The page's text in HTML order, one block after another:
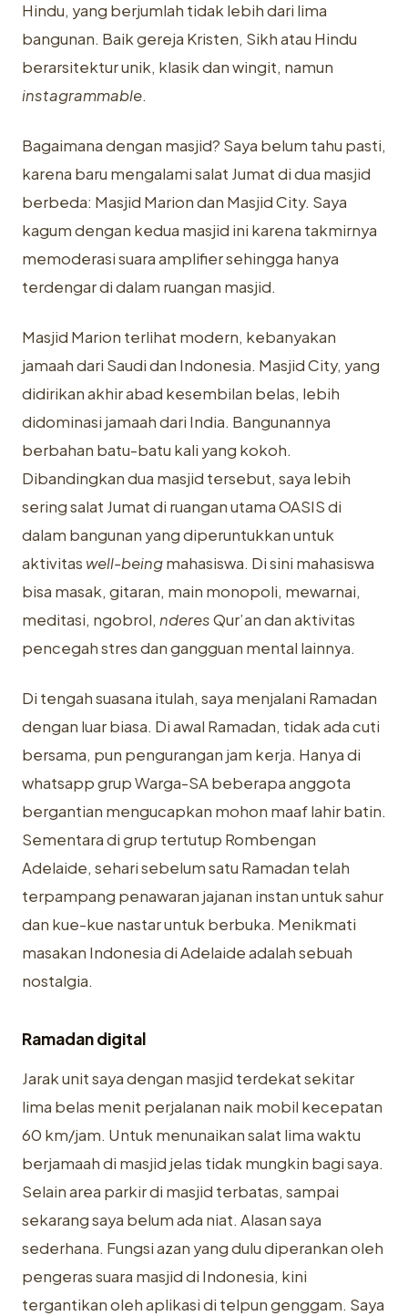
Hindu, yang berjumlah tidak lebih dari lima
bangunan. Baik gereja Kristen, Sikh atau Hindu
berarsitektur unik, klasik dan wingit, namun
instagrammable.
Bagaimana dengan masjid? Saya belum tahu pasti,
karena baru mengalami salat Jumat di dua masjid
berbeda: Masjid Marion dan Masjid City. Saya
kagum dengan kedua masjid ini karena takmirnya
memoderasi suara amplifier sehingga hanya
terdengar di dalam ruangan masjid.
Masjid Marion terlihat modern, kebanyakan
jamaah dari Saudi dan Indonesia. Masjid City, yang
didirikan akhir abad kesembilan belas, lebih
didominasi jamaah dari India. Bangunannya
berbahan batu-batu kali yang kokoh.
Dibandingkan dua masjid tersebut, saya lebih
sering salat Jumat di ruangan utama OASIS di
dalam bangunan yang diperuntukkan untuk
aktivitas well-beingmahasiswa. Di sini mahasiswa
bisa masak, gitaran, main monopoli, mewarnai,
meditasi, ngobrol, nderesQur’an dan aktivitas
pencegah stres dan gangguan mental lainnya.
Di tengah suasana itulah, saya menjalani Ramadan
dengan luar biasa. Di awal Ramadan, tidak ada cuti
bersama, pun pengurangan jam kerja. Hanya di
whatsapp grup Warga-SA beberapa anggota
bergantian mengucapkan mohon maaf lahir batin.
Sementara di grup tertutup Rombengan
Adelaide, sehari sebelum satu Ramadan telah
terpampang penawaran jajanan instan untuk sahur
dan kue-kue nastar untuk berbuka. Menikmati
masakan Indonesia di Adelaide adalah sebuah
nostalgia.
Ramadan digital
Jarak unit saya dengan masjid terdekat sekitar
lima belas menit perjalanan naik mobil kecepatan
60 km/jam. Untuk menunaikan salat lima waktu
berjamaah di masjid jelas tidak mungkin bagi saya.
Selain area parkir di masjid terbatas, sampai
sekarang saya belum ada niat. Alasan saya
sederhana. Fungsi azan yang dulu diperankan oleh
pengeras suara masjid di Indonesia, kini
tergantikan oleh aplikasi di telpun genggam. Saya